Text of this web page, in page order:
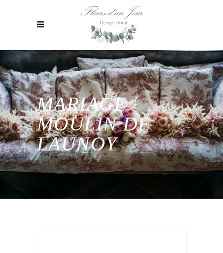
MARIAGE
MOULIN DE
LAUNOY